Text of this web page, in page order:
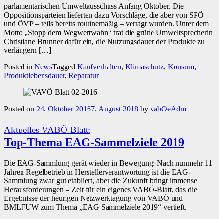
parlamentarischen Umweltausschuss Anfang Oktober. Die
Oppositionsparteien lieferten dazu Vorschläge, die aber von SPÖ
und ÖVP – teils bereits routinemäßig – vertagt wurden. Unter dem
Motto „Stopp dem Wegwertwahn“ trat die grüne Umweltsprecherin
Christiane Brunner dafür ein, die Nutzungsdauer der Produkte zu
verlängern […]
Posted in NewsTagged Kaufverhalten, Klimaschutz, Konsum,
Produktlebensdauer, Reparatur
Posted on 24. Oktober 20167. August 2018 by vabOeAdm
Aktuelles VABÖ-Blatt:
Top-Thema EAG-Sammelziele 2019
Die EAG-Sammlung gerät wieder in Bewegung: Nach nunmehr 11
Jahren Regelbetrieb in Herstellerverantwortung ist die EAG-
Sammlung zwar gut etabliert, aber die Zukunft bringt immense
Herausforderungen – Zeit für ein eigenes VABÖ-Blatt, das die
Ergebnisse der heurigen Netzwerktagung von VABÖ und
BMLFUW zum Thema „EAG Sammelziele 2019“ vertieft.